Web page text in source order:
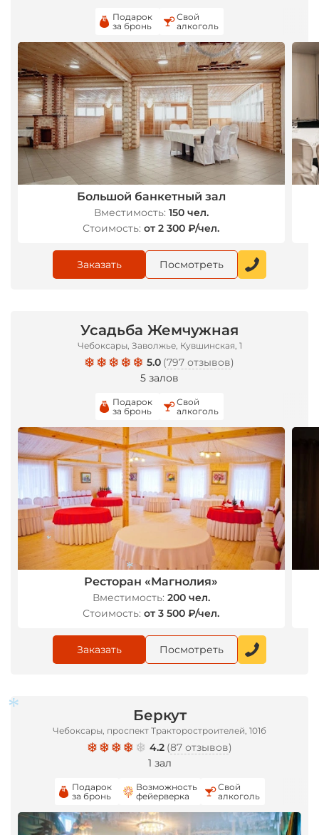
Подарок
за бронь
Свой
алкоголь
Большой банкетный зал
Вместимость: 150 чел.
Стоимость: от 2 300 ₽/чел.
Заказать Посмотреть
Усадьба Жемчужная
Чебоксары, Заволжье, Кувшинская, 1
5.0 (797 отзывов)
5 залов
Подарок
за бронь
Свой
алкоголь
Ресторан «Магнолия»
Вместимость: 200 чел.
Стоимость: от 3 500 ₽/чел.
Заказать Посмотреть
Беркут
Чебоксары, проспект Тракторостроителей, 101б
4.2 (87 отзывов)
1 зал
Подарок
за бронь
Возможность
фейерверка
Свой
алкоголь
*
*